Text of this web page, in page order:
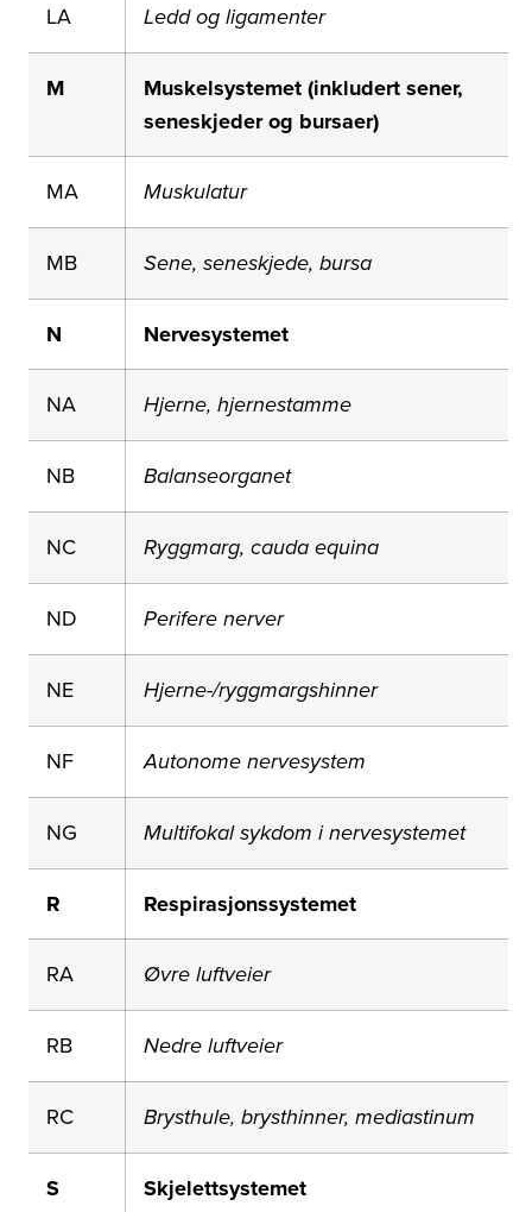
LA Ledd og ligamenter
M
Muskelsystemet (inkludert sener,
seneskjeder og bursaer)
MA Muskulatur
MB Sene, seneskjede, bursa
N Nervesystemet
NA Hjerne, hjernestamme
NB Balanseorganet
NC Ryggmarg, cauda equina
ND Perifere nerver
NE Hjerne-/ryggmargshinner
NF Autonome nervesystem
NG Multifokal sykdom i nervesystemet
R Respirasjonssystemet
RA Øvre luftveier
RB Nedre luftveier
RC Brysthule, brysthinner, mediastinum
S Skjelettsystemet